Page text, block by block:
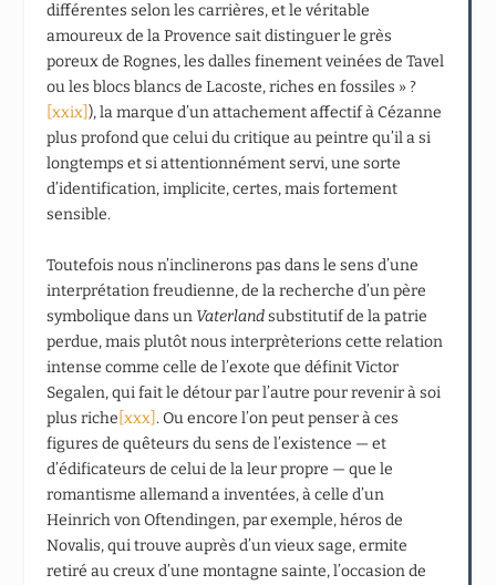
différentes selon les carrières, et le véritable
amoureux de la Provence sait distinguer le grès
poreux de Rognes, les dalles finement veinées de Tavel
ou les blocs blancs de Lacoste, riches en fossiles » ?
[xxix] ), la marque d’un attachement affectif à Cézanne
plus profond que celui du critique au peintre qu’il a si
longtemps et si attentionnément servi, une sorte
d’identification, implicite, certes, mais fortement
sensible.
Toutefois nous n’inclinerons pas dans le sens d’une
interprétation freudienne, de la recherche d’un père
symbolique dans un Vaterlandsubstitutif de la patrie
perdue, mais plutôt nous interprèterions cette relation
intense comme celle de l’exote que définit Victor
Segalen, qui fait le détour par l’autre pour revenir à soi
plus riche [xxx]. Ou encore l’on peut penser à ces
figures de quêteurs du sens de l’existence — et
d’édificateurs de celui de la leur propre — que le
romantisme allemand a inventées, à celle d’un
Heinrich von Oftendingen, par exemple, héros de
Novalis, qui trouve auprès d’un vieux sage, ermite
retiré au creux d’une montagne sainte, l’occasion de